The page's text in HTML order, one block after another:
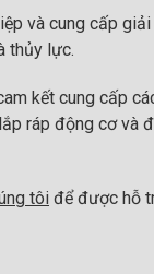
và cung cấp
thủy lực.
kết cung cấp
ráp động cơ và
tôi để được hỗ